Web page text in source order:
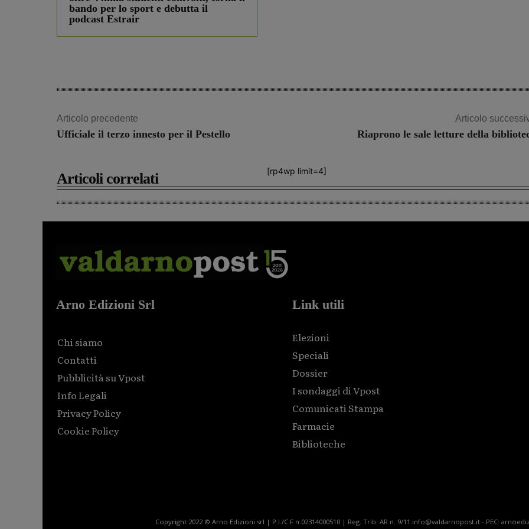
bando per lo sport e debutta il
podcast Estrair
Articolo precedente
Ufficiale il terzo innesto per il Pestello
Articolo
Riaprono le sale letture della
[rp4wp limit=4]
Articoli correlati
Arno Edizioni Srl
Chi siamo
Contatti
Pubblicità su Vpost
Info Legali
Privacy Policy
Cookie Policy
Link utili
Elezioni
Speciali
Dossier
I sondaggi di Vpost
Comunicati Stampa
Farmacie
Biblioteche
Copyright 2022 © Arno Edizioni srl | P.I./C.F n.02314000510 | Reg. Trib. AR n. 9/11 info@valdarnopost.it - PEC: